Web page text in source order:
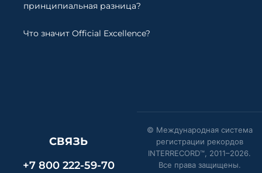
принципиальная разница?
Что значит Official Excellence?
СВЯЗЬ
+7 800 222-59-70
© Международная система
регистрации рекордов
INTERRECORD™, 2011–2026.
Все права защищены.